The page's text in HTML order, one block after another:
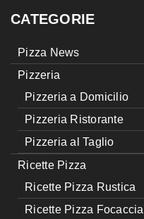
CATEGORIE
Pizza News
Pizzeria
Pizzeria a Domicilio
Pizzeria Ristorante
Pizzeria al Taglio
Ricette Pizza
Ricette Pizza Rustica
Ricette Pizza Focaccia